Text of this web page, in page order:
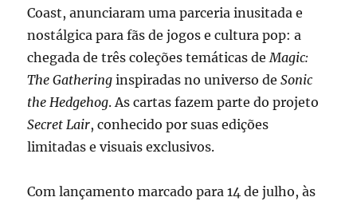
Coast, anunciaram uma parceria inusitada e
nostálgica para fãs de jogos e cultura pop: a
chegada de três coleções temáticas deMagic:
The Gathering inspiradas no universo deSonic
the Hedgehog. As cartas fazem parte do projeto
Secret Lair, conhecido por suas edições
limitadas e visuais exclusivos.
Com lançamento marcado para 14 de julho, às